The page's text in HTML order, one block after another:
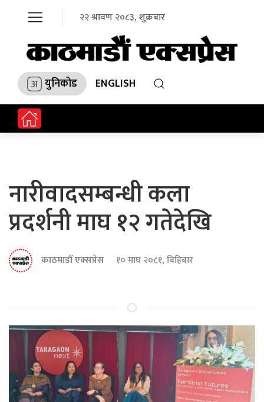
२२ श्रावण २०८३, शुक्रबार
युनिकोड ENGLISH
नारीवादसम्बन्धी कला
प्रदर्शनी माघ १२ गतेदेखि
काठमाडौं एक्सप्रेस १० माघ २०८१, बिहिबार